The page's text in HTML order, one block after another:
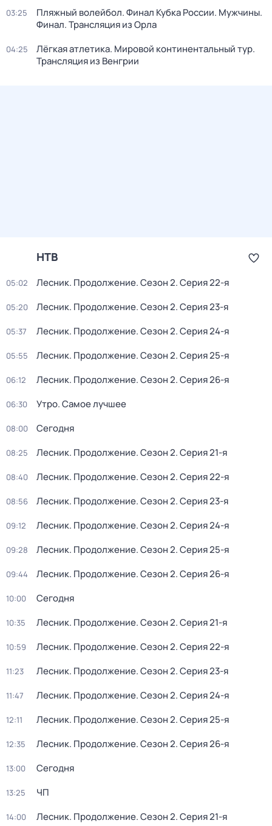
03:25
Пляжный волейбол. Финал Кубка России. Мужчины.
Финал. Трансляция из Орла
04:25
Лёгкая атлетика. Мировой континентальный тур.
Трансляция из Венгрии
НТВ
05:02 Лесник. Продолжение. Сезон 2. Серия 22-я
05:20 Лесник. Продолжение. Сезон 2. Серия 23-я
05:37 Лесник. Продолжение. Сезон 2. Серия 24-я
05:55 Лесник. Продолжение. Сезон 2. Серия 25-я
06:12 Лесник. Продолжение. Сезон 2. Серия 26-я
06:30 Утро. Самое лучшее
08:00 Сегодня
08:25 Лесник. Продолжение. Сезон 2. Серия 21-я
08:40 Лесник. Продолжение. Сезон 2. Серия 22-я
08:56 Лесник. Продолжение. Сезон 2. Серия 23-я
09:12 Лесник. Продолжение. Сезон 2. Серия 24-я
09:28 Лесник. Продолжение. Сезон 2. Серия 25-я
09:44 Лесник. Продолжение. Сезон 2. Серия 26-я
10:00 Сегодня
10:35 Лесник. Продолжение. Сезон 2. Серия 21-я
10:59 Лесник. Продолжение. Сезон 2. Серия 22-я
11:23 Лесник. Продолжение. Сезон 2. Серия 23-я
11:47 Лесник. Продолжение. Сезон 2. Серия 24-я
12:11 Лесник. Продолжение. Сезон 2. Серия 25-я
12:35 Лесник. Продолжение. Сезон 2. Серия 26-я
13:00 Сегодня
13:25 ЧП
14:00 Лесник. Продолжение. Сезон 2. Серия 21-я